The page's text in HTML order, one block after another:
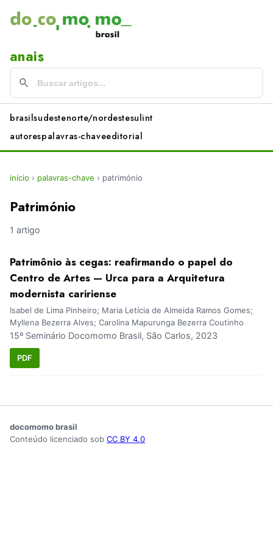
anais
brasilsudestenorte/nordestesulint
autorespalavras-chaveeditorial
início › palavras-chave › património
Património
1 artigo
Patrimônio às cegas: reafirmando o papel do
Centro de Artes — Urca para a Arquitetura
modernista caririense
Isabel de Lima Pinheiro; Maria Letícia de Almeida Ramos Gomes;
Myllena Bezerra Alves; Carolina Mapurunga Bezerra Coutinho
15º Seminário Docomomo Brasil, São Carlos, 2023
PDF
docomomo brasil
Conteúdo licenciado sob CC BY 4.0